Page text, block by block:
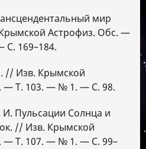
мир
Астрофиз. Обс. —
169–184.
// Изв. Крымской
— Т. 103. — № 1. — С. 98.
И. Пульсации Солнца и
// Изв. Крымской
— Т. 107. — № 1. — С. 99–